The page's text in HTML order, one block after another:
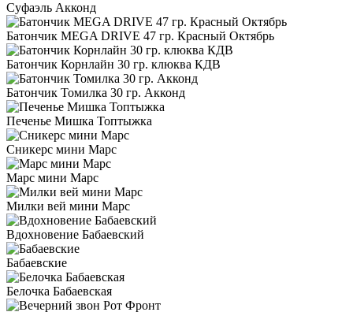
Суфаэль Акконд
Батончик MEGA DRIVE 47 гр. Красный Октябрь
Батончик Корнлайн 30 гр. клюква КДВ
Батончик Томилка 30 гр. Акконд
Печенье Мишка Топтыжка
Сникерс мини Марс
Марс мини Марс
Милки вей мини Марс
Вдохновение Бабаевский
Бабаевские
Белочка Бабаевская